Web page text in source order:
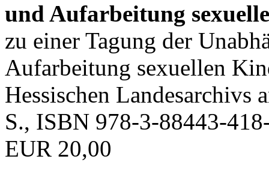
und Aufarbeitung
zu einer Tagung der
Aufarbeitung sexuellen
Hessischen Landesarchivs
S., ISBN 978-3-88443-
EUR 20,00